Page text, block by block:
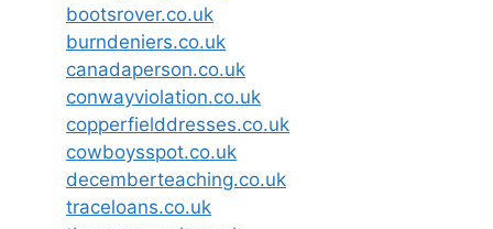
bootsrover.co.uk
burndeniers.co.uk
canadaperson.co.uk
conwayviolation.co.uk
copperfielddresses.co.uk
cowboysspot.co.uk
decemberteaching.co.uk
traceloans.co.uk